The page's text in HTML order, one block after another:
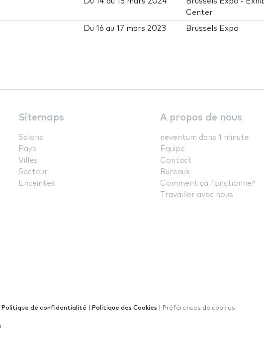
Center
Du16 au17 mars 2023 Brussels Expo
Sitemaps
Salons
Pays
Villes
Secteur
Enceintes
A propos de nous
neventum dans 1 minute
Équipe
Contact
Bureaux
Comment ça fonctionne?
Travailler avec nous
Politique de confidentialité Politique des Cookies Préférences de cookies